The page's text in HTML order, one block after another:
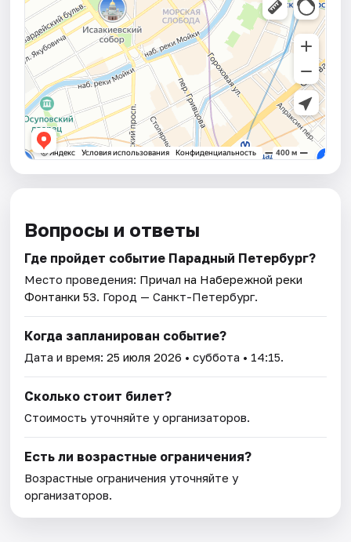
Вопросы и ответы
Где пройдет событие Парадный Петербург?
Место проведения: Причал на Набережной реки
Фонтанки 53. Город — Санкт-Петербург.
Когда запланирован событие?
Дата и время:25 июля 2026 • суббота • 14:15.
Сколько стоит билет?
Стоимость уточняйте у организаторов.
Есть ли возрастные ограничения?
Возрастные ограничения уточняйте у
организаторов.